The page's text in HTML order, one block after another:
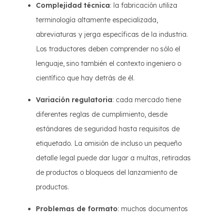
Complejidad técnica: la fabricación utiliza
terminología altamente especializada,
abreviaturas y jerga específicas de la industria.
Los traductores deben comprender no sólo el
lenguaje, sino también el contexto ingeniero o
científico que hay detrás de él.
Variación regulatoria: cada mercado tiene
diferentes reglas de cumplimiento, desde
estándares de seguridad hasta requisitos de
etiquetado. La omisión de incluso un pequeño
detalle legal puede dar lugar a multas, retiradas
de productos o bloqueos del lanzamiento de
productos.
Problemas de formato: muchos documentos